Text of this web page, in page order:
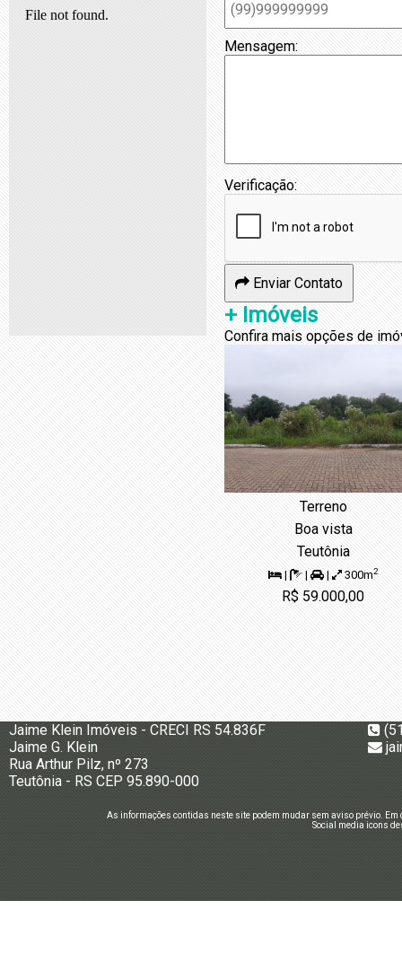
Mensagem:
Verificação:
Enviar Contato
+ Imóveis
Confira mais opções de
Terreno
Boa vista
Teutônia
| | | 300m2
R$ 59.000,00
Jaime Klein Imóveis - CRECI RS 54.836F
Jaime G. Klein
Rua Arthur Pilz, nº 273
Teutônia - RS CEP 95.890-000
As informações contidas neste site podem mudar sem aviso prévio.
Social media icons